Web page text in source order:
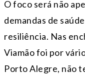
O foco será não
demandas de
resiliência. Nas
Viamão foi por
Porto Alegre, não